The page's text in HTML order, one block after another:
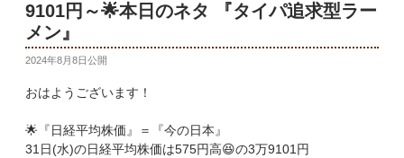
9101円～🌟本日のネタ 『タイパ追求型ラー
メン』
投
日:
2024年8月8日公開
おはようございます！
🌟『日経平均株価』＝『今の日本』
31日(水)の日経平均株価は575円高😆の3万9101円